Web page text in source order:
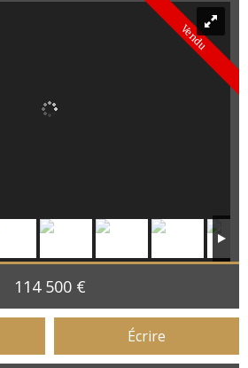
Vendu
114 500 €
Écrire